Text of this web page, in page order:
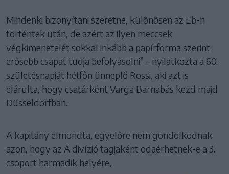
Mindenki bizonyítani szeretne, különösen az Eb-n
történtek után, de azért az ilyen meccsek
végkimenetelét sokkal inkább a papírforma szerint
erősebb csapat tudja befolyásolni” – nyilatkozta a 60.
születésnapját hétfőn ünneplő Rossi, aki azt is
elárulta, hogy csatárként Varga Barnabás kezd majd
Düsseldorfban.
A kapitány elmondta, egyelőre nem gondolkodnak
azon, hogy az A divízió tagjaként odaérhetnek-e a 3.
csoport harmadik helyére,